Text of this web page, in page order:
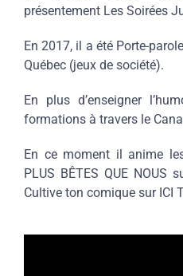
présentement Les Soirées
En 2017, il a été Porte-
Québec (jeux de société).
En plus d’enseigner
formations à travers le
En ce moment il anime
PLUS BÊTES QUE NOUS
Cultive ton comique sur ICI